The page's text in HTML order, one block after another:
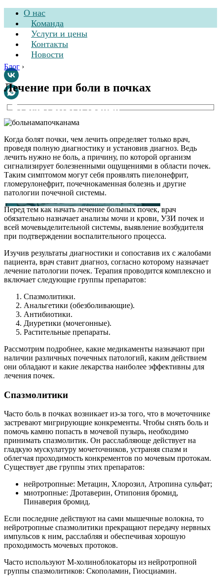
О нас
Команда
Услуги и цены
Контакты
Новости
Стоматологическая
клиника
Блог ›
Лечение при боли в почках
Когда болят почки, чем лечить определяет только врач,
проведя полную диагностику и установив диагноз. Ведь
лечить нужно не боль, а причину, по которой организм
сигнализирует болезненными ощущениями в области почек.
Таким симптомом могут себя проявлять пиелонефрит,
гломерулонефрит, почечнокаменная болезнь и другие
патологии почечной системы.
Перед тем как начать лечение больных почек, врач
обязательно назначает анализы мочи и крови, УЗИ почек и
всей мочевыделительной системы, выявление возбудителя
при подтверждении воспалительного процесса.
Изучив результаты диагностики и сопоставив их с жалобами
пациента, врач ставит диагноз, согласно которому назначает
лечение патологии почек. Терапия проводится комплексно и
включает следующие группы препаратов:
Спазмолитики.
Анальгетики (обезболивающие).
Антибиотики.
Диуретики (мочегонные).
Растительные препараты.
Рассмотрим подробнее, какие медикаменты назначают при
наличии различных почечных патологий, каким действием
они обладают и какие лекарства наиболее эффективны для
лечения почек.
Спазмолитики
Часто боль в почках возникает из-за того, что в мочеточнике
застревают мигрирующие конкременты. Чтобы снять боль и
помочь камню попасть в мочевой пузырь, необходимо
принимать спазмолитик. Он расслабляюще действует на
гладкую мускулатуру мочеточников, устраняя спазм и
облегчая проходимость конкрементов по мочевым протокам.
Существует две группы этих препаратов:
нейротропные: Метацин, Хлорозил, Атропина сульфат;
миотропные: Дротаверин, Отипония бромид,
Пинаверия бромид.
Если последние действуют на сами мышечные волокна, то
нейротропные спазмолитики прекращают передачу нервных
импульсов к ним, расслабляя и обеспечивая хорошую
проходимость мочевых протоков.
Часто используют M-холиноблокаторы из нейротропной
группы спазмолитиков: Скополамин, Гиосциамин.